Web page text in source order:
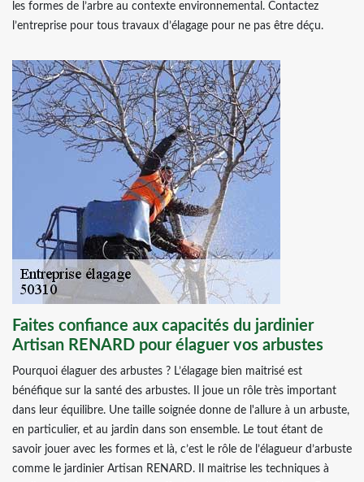
les formes de l’arbre au contexte environnemental. Contactez
l’entreprise pour tous travaux d’élagage pour ne pas être déçu.
Faites confiance aux capacités du jardinier
Artisan RENARD pour élaguer vos arbustes
Pourquoi élaguer des arbustes ? L’élagage bien maitrisé est
bénéfique sur la santé des arbustes. Il joue un rôle très important
dans leur équilibre. Une taille soignée donne de l'allure à un arbuste,
en particulier, et au jardin dans son ensemble. Le tout étant de
savoir jouer avec les formes et là, c’est le rôle de l’élagueur d’arbuste
comme le jardinier Artisan RENARD. Il maitrise les techniques à